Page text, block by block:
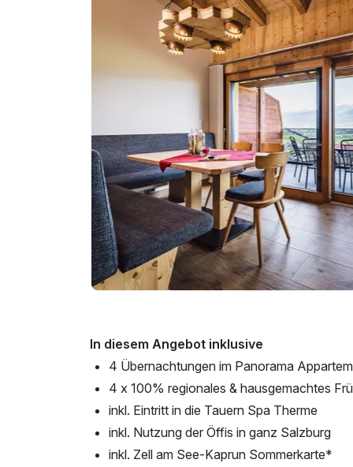
In diesem Angebot inklusive
4 Übernachtungen im Panorama
4 x 100% regionales & hausgemachtes
inkl. Eintritt in die Tauern Spa Therme
inkl. Nutzung der Öffis in ganz Salzburg
inkl. Zell am See-Kaprun Sommerkarte*